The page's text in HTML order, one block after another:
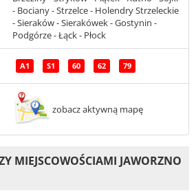
- Bociany - Strzelce - Holendry Strzeleckie
- Sieraków - Sierakówek - Gostynin -
Podgórze - Łąck - Płock
A1 S1 60 62 79
zobacz aktywną mapę
MIEJSCOWOŚCIAMI JAWORZNO